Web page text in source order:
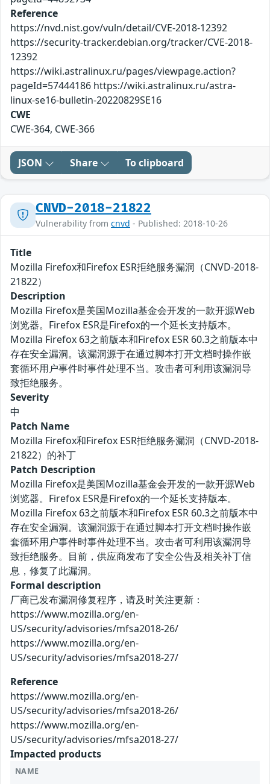
Reference
https://nvd.nist.gov/vuln/detail/CVE-2018-12392
https://security-tracker.debian.org/tracker/CVE-2018-
12392
https://wiki.astralinux.ru/pages/viewpage.action?
pageId=57444186 https://wiki.astralinux.ru/astra-
linux-se16-bulletin-20220829SE16
CWE
CWE-364, CWE-366
JSON Share To clipboard
CNVD-2018-21822
Vulnerability from cnvd - Published: 2018-10-26
Title
Mozilla Firefox和Firefox ESR拒绝服务漏洞（CNVD-2018-
21822）
Description
Mozilla Firefox是美国Mozilla基金会开发的一款开源Web
浏览器。Firefox ESR是Firefox的一个延长支持版本。
Mozilla Firefox 63之前版本和Firefox ESR 60.3之前版本中
存在安全漏洞。该漏洞源于在通过脚本打开文档时操作嵌
套循环用户事件时事件处理不当。攻击者可利用该漏洞导
致拒绝服务。
Severity
中
Patch Name
Mozilla Firefox和Firefox ESR拒绝服务漏洞（CNVD-2018-
21822）的补丁
Patch Description
Mozilla Firefox是美国Mozilla基金会开发的一款开源Web
浏览器。Firefox ESR是Firefox的一个延长支持版本。
Mozilla Firefox 63之前版本和Firefox ESR 60.3之前版本中
存在安全漏洞。该漏洞源于在通过脚本打开文档时操作嵌
套循环用户事件时事件处理不当。攻击者可利用该漏洞导
致拒绝服务。目前，供应商发布了安全公告及相关补丁信
息，修复了此漏洞。
Formal description
厂商已发布漏洞修复程序，请及时关注更新：
https://www.mozilla.org/en-
US/security/advisories/mfsa2018-26/
https://www.mozilla.org/en-
US/security/advisories/mfsa2018-27/
Reference
https://www.mozilla.org/en-
US/security/advisories/mfsa2018-26/
https://www.mozilla.org/en-
US/security/advisories/mfsa2018-27/
Impacted products
NAME